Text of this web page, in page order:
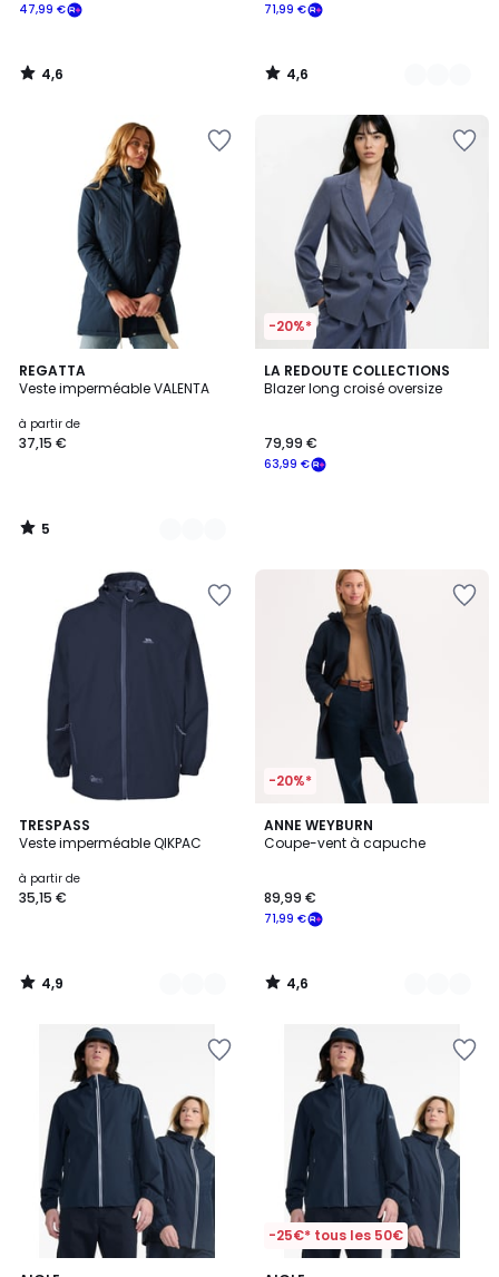
47,99 €
4,6
/
71,99 €
4,6
/
REGATTA
Veste imperméable VALENTA
à partir de
37,15 €
5
/
4
Couleurs
5
/
-20%*
LA REDOUTE COLLECTIONS
Blazer long croisé oversize
63,99 €
79,99 €
TRESPASS
Veste imperméable QIKPAC
à partir de
35,15 €
4,9
/ 5
2
Couleurs
4,9
/
-20%*
ANNE WEYBURN
Coupe-vent à capuche
71,99 €
89,99 €
4,6
/ 5
2
Couleurs
4,6
/
-25€* tous les 50€